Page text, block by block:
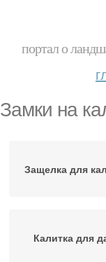
портал о
Замки на
Защелка для
Калитка для